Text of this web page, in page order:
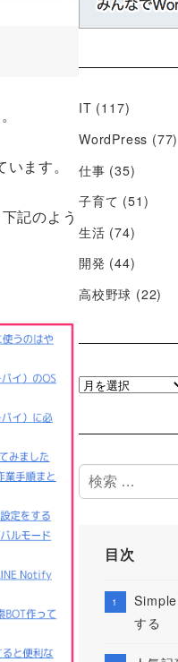
ます。
記のよう
IT (117)
WordPress (77)
仕事 (35)
子育て (51)
生活 (74)
開発 (44)
高校野球 (22)
ア
ブ
検
索
目次
する